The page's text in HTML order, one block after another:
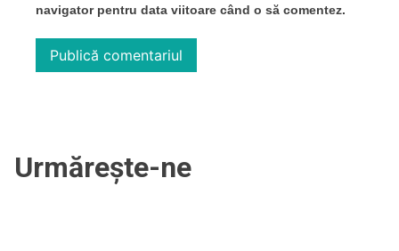
navigator pentru data viitoare când o să comentez.
Urmărește-ne